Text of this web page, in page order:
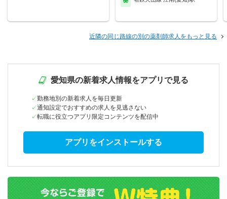
近隣の同じ路線の別の薬剤師求人をもっと見る
愛知県の新着求人情報をアプリで見る
勤務地別の新着求人を毎日更新
通知設定でおすすめの求人を見逃さない
転職に役立つアプリ限定コンテンツを配信中
アプリをインストールする